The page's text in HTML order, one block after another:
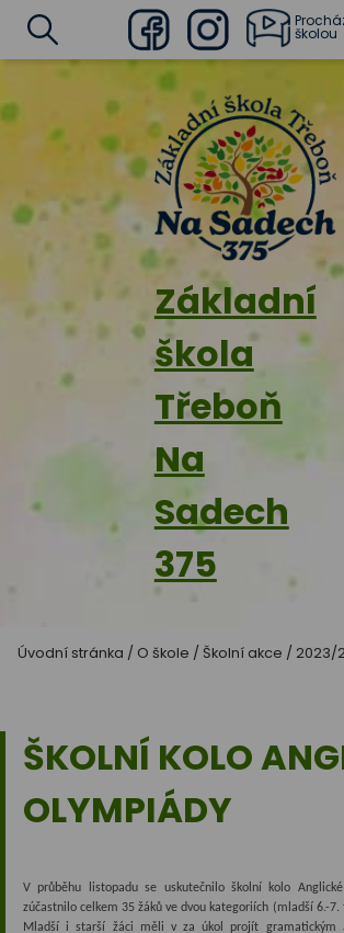
Základní
škola
Třeboň
Na
Sadech
375
FacebookInstagram
školou
Úvodní stránka / O škole / Školní akce / 2023/
ŠKOLNÍ KOLO
OLYMPIÁDY
V průběhu listopadu se uskutečnilo školní kolo
zúčastnilo celkem 35 žáků ve dvou kategoriích (mladší 6.-
Mladší i starší žáci měli v za úkol projít gramatickým